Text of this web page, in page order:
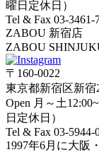
曜日定休日）
Tel & Fax 03-3461-
ZABOU 新宿店
ZABOU
〒160-0022
東京都新宿区新宿
Open 月～土
日定休日）
Tel & Fax 03-5944-
1997年6月に大阪